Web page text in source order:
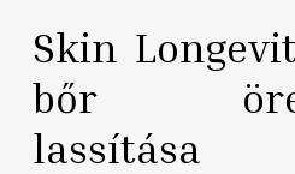
Skin
bőr
lassítása